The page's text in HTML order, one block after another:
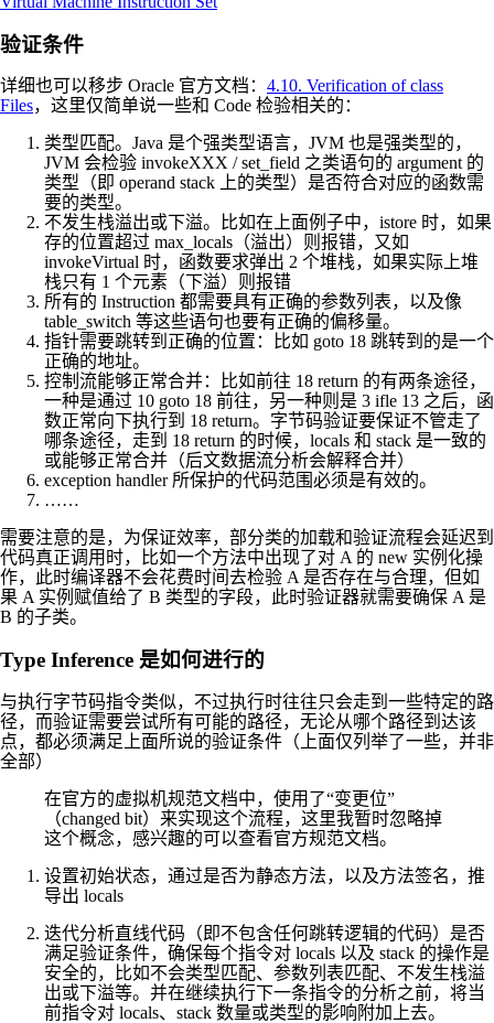
验证条件
详细也可以移步 Oracle 官方文档： 4.10. Verification of class
Files，这里仅简单说一些和 Code 检验相关的：
类型匹配。Java 是个强类型语言，JVM 也是强类型的，
JVM 会检验 invokeXXX / set_field 之类语句的 argument 的
类型（即 operand stack 上的类型）是否符合对应的函数需
要的类型。
不发生栈溢出或下溢。比如在上面例子中，istore 时，如果
存的位置超过 max_locals（溢出）则报错，又如
invokeVirtual 时，函数要求弹出 2 个堆栈，如果实际上堆
栈只有 1 个元素（下溢）则报错
所有的 Instruction 都需要具有正确的参数列表，以及像
table_switch 等这些语句也要有正确的偏移量。
指针需要跳转到正确的位置：比如 goto 18 跳转到的是一个
正确的地址。
控制流能够正常合并：比如前往 18 return 的有两条途径，
一种是通过 10 goto 18 前往，另一种则是 3 ifle 13 之后，函
数正常向下执行到 18 return。字节码验证要保证不管走了
哪条途径，走到 18 return 的时候，locals 和 stack 是一致的
或能够正常合并（后文数据流分析会解释合并）
exception handler 所保护的代码范围必须是有效的。
……
需要注意的是，为保证效率，部分类的加载和验证流程会延迟到
代码真正调用时，比如一个方法中出现了对 A 的 new 实例化操
作，此时编译器不会花费时间去检验 A 是否存在与合理，但如
果 A 实例赋值给了 B 类型的字段，此时验证器就需要确保 A 是
B 的子类。
Type Inference 是如何进行的
与执行字节码指令类似，不过执行时往往只会走到一些特定的路
径，而验证需要尝试所有可能的路径，无论从哪个路径到达该
点，都必须满足上面所说的验证条件（上面仅列举了一些，并非
全部）
在官方的虚拟机规范文档中，使用了“变更位”
（changed bit）来实现这个流程，这里我暂时忽略掉
这个概念，感兴趣的可以查看官方规范文档。
设置初始状态，通过是否为静态方法，以及方法签名，推
导出 locals
迭代分析直线代码（即不包含任何跳转逻辑的代码）是否
满足验证条件，确保每个指令对 locals 以及 stack 的操作是
安全的，比如不会类型匹配、参数列表匹配、不发生栈溢
出或下溢等。并在继续执行下一条指令的分析之前，将当
前指令对 locals、stack 数量或类型的影响附加上去。